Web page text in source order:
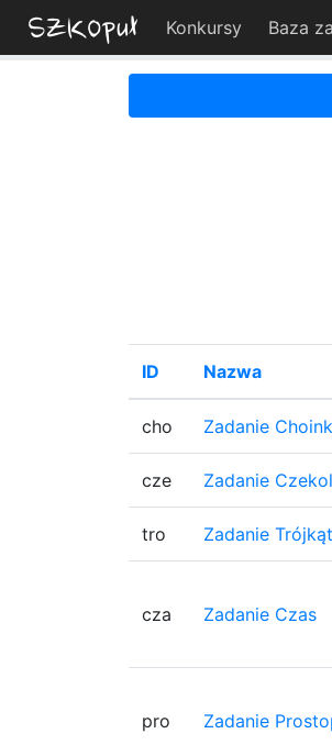
Konkursy Baza
ID Nazwa
cho Zadanie
cze Zadanie
tro Zadanie Trójkąt
cza Zadanie Czas
pro Zadanie